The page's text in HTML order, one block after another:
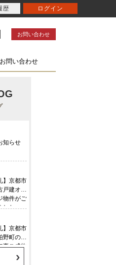
お問い合わせ
お問い合わせ
歴 ログイン